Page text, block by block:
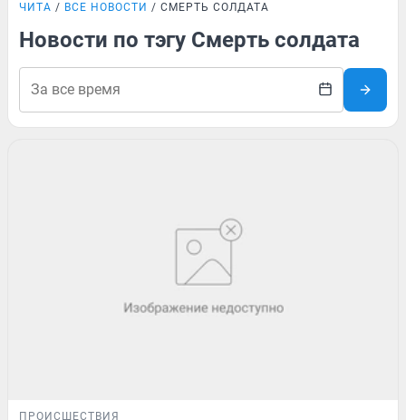
ЧИТА ВСЕ НОВОСТИ СМЕРТЬ СОЛДАТА
Новости по тэгу Смерть солдата
ПРОИСШЕСТВИЯ